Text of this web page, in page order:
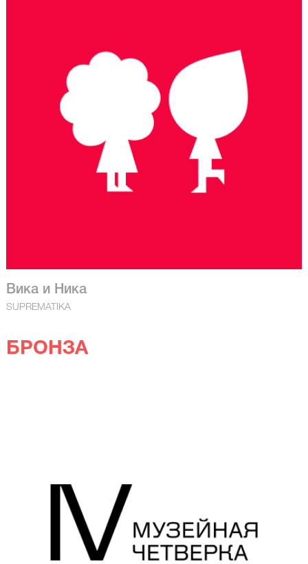
Вика и Ника
SUPREMATIKA
БРОНЗА